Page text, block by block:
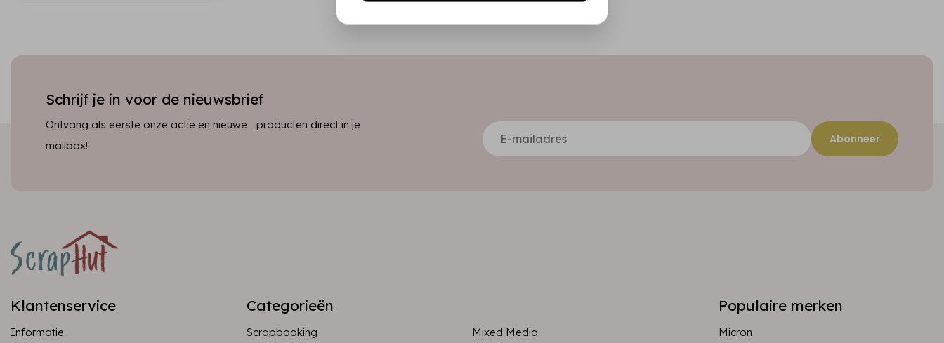
Schrijf je in voor de nieuwsbrief
Ontvang als eerste onze actie en nieuwe producten direct in je
mailbox!
Abonneer
Klantenservice
Informatie
Categorieën
Scrapbooking
Mixed Media
Populaire merken
Micron